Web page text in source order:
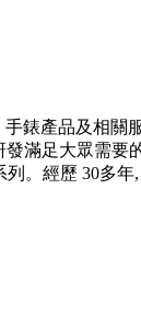
錶產品及相關
滿足大眾需要
。經歷 30多